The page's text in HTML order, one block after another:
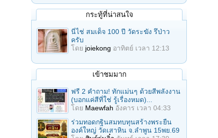
กระทู้ที่น่าสนใจ
นี่ไช่ สมเด็จ 100 ปี วัดระฆัง รึป่าว
ครับ
โดย joiekong อาทิตย์ เวลา 12:13
เข้าชมมาก
ฟรี 2 คำถาม! ทักแม่นๆ ด้วยสีพลังงาน
(บอกแค่สีที่ใช่ รู้เรื่องหมด)...
โดย Maewfah อังคาร เวลา 04:33
ร่วมทอดกฐินสมทบทุนสร้างพระยืน
องค์ใหญ่ วัดเสาหิน จ.ลําพูน 15พย.69